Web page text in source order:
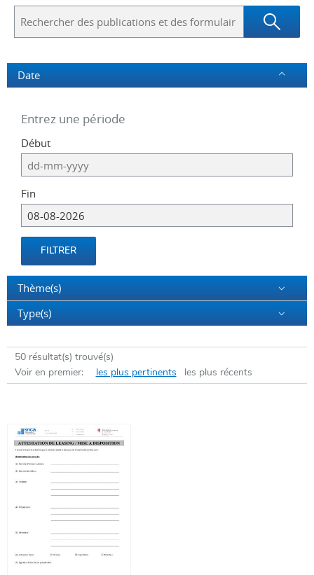
des
publications
des
formulaires
Date
Entrez une période
Le
format
de
date
attendu
comprend
le
(sur
deux
chiffres)
suivi
du
(sur
deux
chiffres)
(sur
quatre
chiffres)
:
chacune
de
est
Début
Fin
FILTRER
Thème(s)
Type(s)
50 résultat(s) trouvé(s)
Voir en premier:
les plus pertinents les plus récents